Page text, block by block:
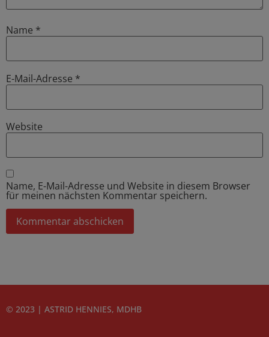
Name *
E-Mail-Adresse *
Website
Name, E-Mail-Adresse und Website in diesem Browser
für meinen nächsten Kommentar speichern.
© 2023 | ASTRID HENNIES, MDHB